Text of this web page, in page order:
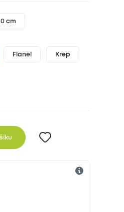
cm
Flanel Krep